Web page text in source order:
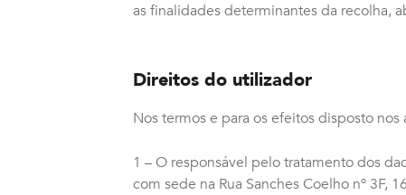
as finalidades determinantes da recolha,
Direitos do utilizador
Nos termos e para os efeitos disposto
1 – O responsável pelo tratamento dos
com sede na Rua Sanches Coelho nº 3F,